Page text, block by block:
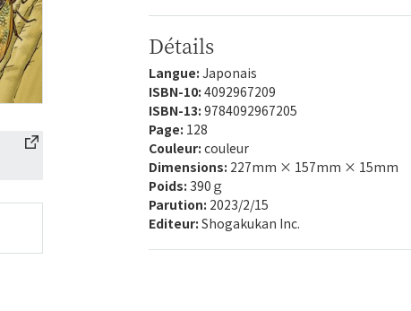
Détails
Langue: Japonais
ISBN-10: 4092967209
ISBN-13: 9784092967205
Page: 128
Couleur: couleur
Dimensions: 227mm × 157mm × 15mm
Poids: 390ｇ
Parution: 2023/2/15
Editeur: Shogakukan Inc.